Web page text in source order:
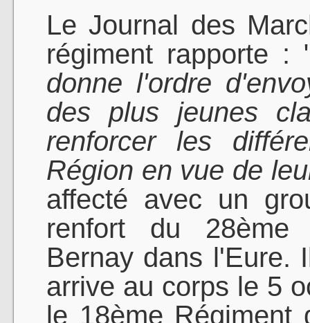
Le Journal des
régiment rapporte :
donne l'ordre
des plus jeunes
renforcer les
Région en vue de
affecté avec un
renfort du 28ème
Bernay dans l'Eure.
arrive au corps le 5
le 18ème Régiment